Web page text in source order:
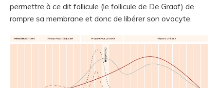
permettre à ce dit follicule (le follicule de De Graaf) de
rompre sa membrane et donc de libérer son ovocyte.